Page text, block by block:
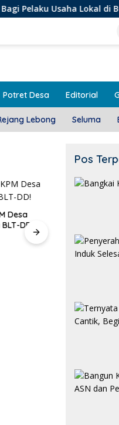
Lokal di Bengkulu
Potret Desa Editorial
Lebong Seluma
Desa
DD!
SMAN I
Beradu
Pos